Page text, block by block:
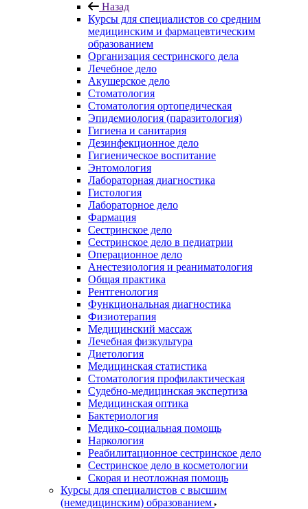
Назад
Курсы для специалистов со средним
медицинским и фармацевтическим
образованием
Организация сестринского дела
Лечебное дело
Акушерское дело
Стоматология
Стоматология ортопедическая
Эпидемиология (паразитология)
Гигиена и санитария
Дезинфекционное дело
Гигиеническое воспитание
Энтомология
Лабораторная диагностика
Гистология
Лабораторное дело
Фармация
Сестринское дело
Сестринское дело в педиатрии
Операционное дело
Анестезиология и реаниматология
Общая практика
Рентгенология
Функциональная диагностика
Физиотерапия
Медицинский массаж
Лечебная физкультура
Диетология
Медицинская статистика
Стоматология профилактическая
Судебно-медицинская экспертиза
Медицинская оптика
Бактериология
Медико-социальная помощь
Наркология
Реабилитационное сестринское дело
Сестринское дело в косметологии
Скорая и неотложная помощь
Курсы для специалистов с высшим
(немедицинским) образованием